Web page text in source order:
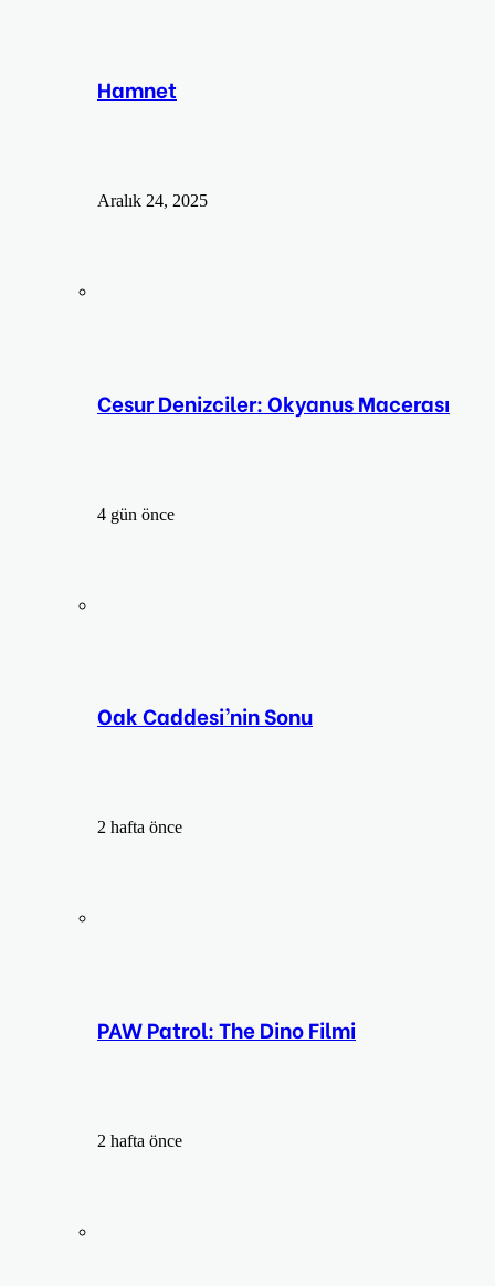
Hamnet
Aralık 24, 2025
Cesur Denizciler: Okyanus Macerası
4 gün önce
Oak Caddesi’nin Sonu
2 hafta önce
PAW Patrol: The Dino Filmi
2 hafta önce